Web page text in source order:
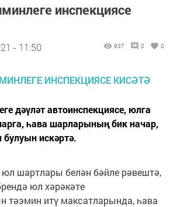
инспекциясе
- 11:50 937 0 0
дәүләт автоинспекциясе, юлга
һава шарларының бик начар,
искәртә.
шартлары белән бәйле рәвештә,
юл хәрәкәте
тәэмин итү максатларында, һава